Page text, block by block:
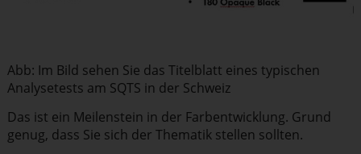
Abb: Im Bild sehen Sie das Titelblatt eines typischen
Analy­se­tests am SQTS in der Schweiz
Das ist ein Meilenstein in der Farbent­wicklung. Grund
genug, dass Sie sich der Thematik stellen sollten.